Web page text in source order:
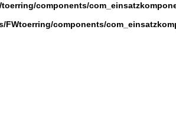
components/
FWtoerring/components/